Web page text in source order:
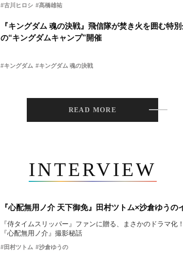
#古川ヒロシ #髙橋雄祐
『キングダム 魂の決戦』飛信隊が焚き火を囲む特
の“キングダムキャンプ”開催
#キングダム #キングダム 魂の決戦
READ MORE
INTERVIEW
『心配無用ノ介 天下御免』田村ツトム×沙倉ゆうの
『侍タイムスリッパー』ファンに贈る、まさかのドラマ化
『心配無用ノ介』撮影秘話
#田村ツトム #沙倉ゆうの